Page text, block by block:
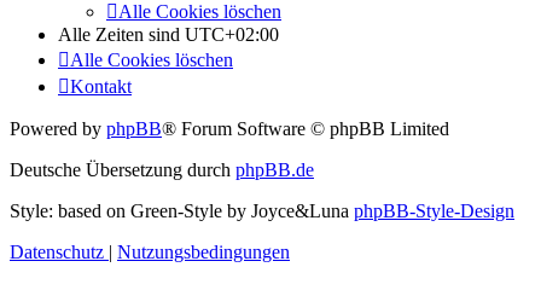
Alle Cookies löschen
Alle Zeiten sind UTC+02:00
Alle Cookies löschen
Kontakt
Powered by phpBB® Forum Software © phpBB Limited
Deutsche Übersetzung durch phpBB.de
Style: based on Green-Style by Joyce&Luna phpBB-Style-Design
Datenschutz | Nutzungsbedingungen